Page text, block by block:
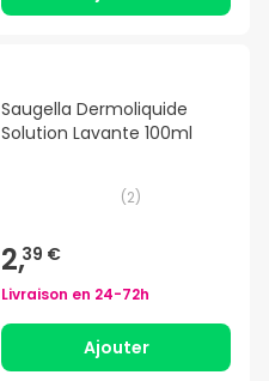
Saugella Dermoliquide
Solution Lavante 100ml
(2)
2,39 €
Livraison en 24-72h
Ajouter